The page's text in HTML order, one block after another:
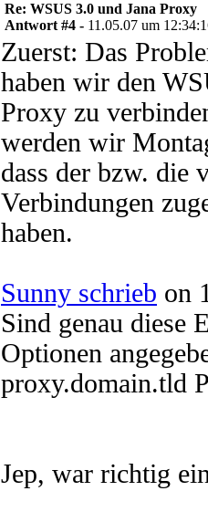
Re: WSUS 3.0 und Jana Proxy
Antwort #4 - 11.05.07 um
Zuerst: Das
haben wir den
Proxy zu
werden wir
dass der bzw. die
Verbindungen
haben.
Sunny schrieb on
Sind genau diese
Optionen
proxy.domain.tld
Jep, war richtig